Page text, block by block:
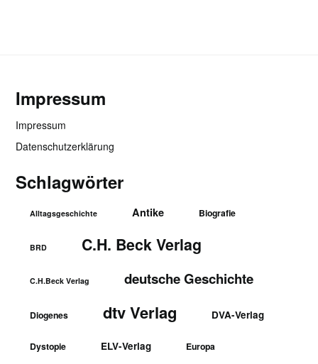
Impressum
Impressum
Datenschutzerklärung
Schlagwörter
Alltagsgeschichte Antike Biografie
BRD C.H. Beck Verlag
C.H.Beck Verlag deutsche Geschichte
Diogenes dtv Verlag DVA-Verlag
Dystopie ELV-Verlag Europa